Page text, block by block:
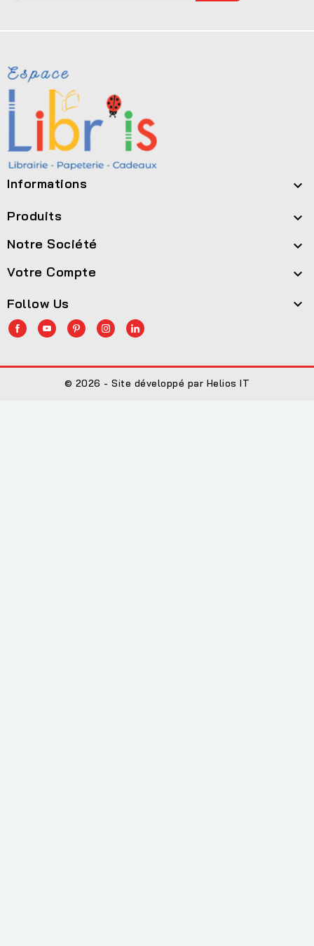
Informations 
Produits 
Notre Société 
Votre Compte 
Follow Us 
© 2026 - Site développé par Helios IT